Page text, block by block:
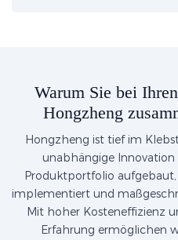
Warum Sie bei
Hongzheng
Hongzheng ist tief im
unabhängige
Produktportfolio
implementiert und
Mit hoher Kosteneffizienz
Erfahrung ermöglichen